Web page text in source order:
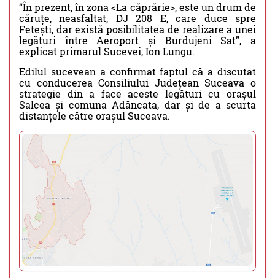
“În prezent, în zona <La căprărie>, este un drum de
căruțe, neasfaltat, DJ 208 E, care duce spre
Fetești, dar există posibilitatea de realizare a unei
legături între Aeroport și Burdujeni Sat”, a
explicat primarul Sucevei, Ion Lungu.
Edilul sucevean a confirmat faptul că a discutat
cu conducerea Consiliului Județean Suceava o
strategie din a face aceste legături cu orașul
Salcea și comuna Adâncata, dar și de a scurta
distanțele către orașul Suceava.